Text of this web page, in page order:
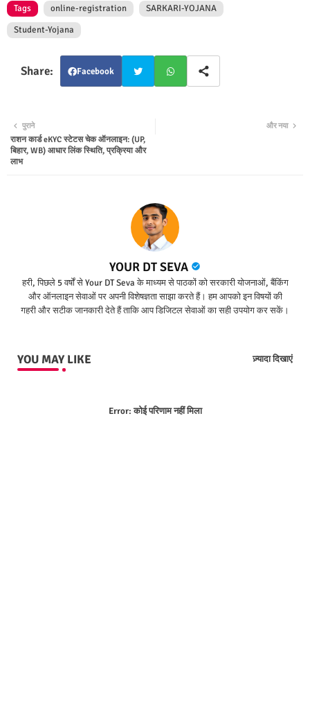
Tags online-registration
SARKARI-YOJANA
Student-Yojana
Facebook
ter
और नया
पुराने
राशन कार्ड eKYC स्टेटस चेक ऑनलाइन: (UP,
बिहार, WB) आधार लिंक स्थिति, प्रक्रिया और
लाभ
YOUR DT SEVA
हरी, पिछले 5 वर्षों से Your DT Seva के माध्यम से पाठकों को सरकारी योजनाओं, बैंकिंग
और ऑनलाइन सेवाओं पर अपनी विशेषज्ञता साझा करते हैं। हम आपको इन विषयों की
गहरी और सटीक जानकारी देते हैं ताकि आप डिजिटल सेवाओं का सही उपयोग कर सकें।
YOU MAY LIKE ज़्यादा दिखाएं
Error:कोई परिणाम नहीं मिला